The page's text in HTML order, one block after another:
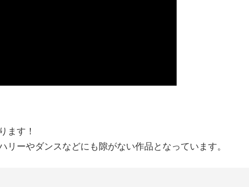
ます！
リーやダンスなどにも隙がない作品となっています。